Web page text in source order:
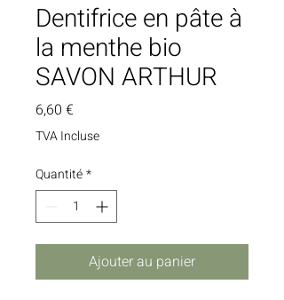
Dentifrice en pâte à
la menthe bio
SAVON ARTHUR
6,60 €
TVA Incluse
Quantité*
Ajouter au panier